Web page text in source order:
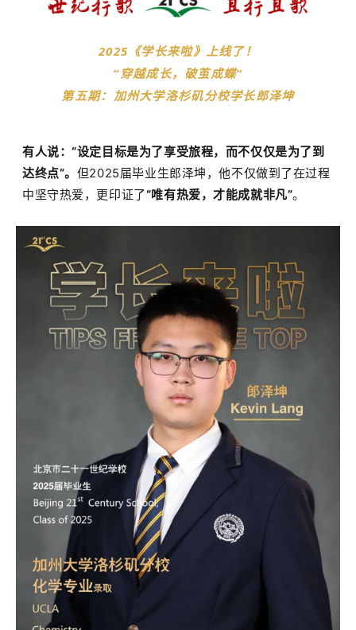
2025《学长来啦》上线了！
“穿越成长，破茧成蝶”
第五期：加州大学洛杉矶分校学长郎泽坤
有人说：“设定目标是为了享受旅程，而不仅仅是为了到
达终点”。 但2025届毕业生郎泽坤，他不仅做到了在过程
中坚守热爱，更印证了“唯有热爱，才能成就非凡”。